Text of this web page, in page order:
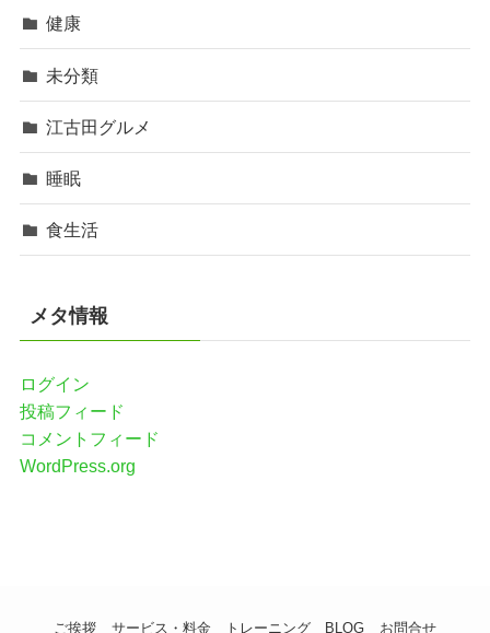
健康
未分類
江古田グルメ
睡眠
食生活
メタ情報
ログイン
投稿フィード
コメントフィード
WordPress.org
ご挨拶 サービス・料金 トレーニング BLOG お問合せ